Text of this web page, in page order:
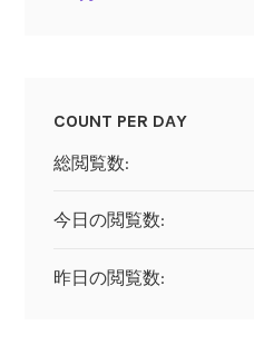
COUNT PER DAY
総閲覧数:
今日の閲覧数:
昨日の閲覧数: